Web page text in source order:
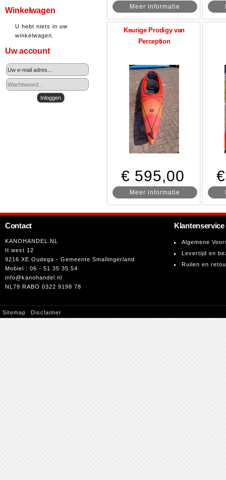
Winkelwagen
U hebt niets in uw
winkelwagen.
Uw account
Meer informatie
Keurige Prodigy van
Perception
€ 595,00
Meer informatie
Contact
KANOHANDEL.NL
It west 12
9216 XE Oudega - Gemeente Smallingerland
Mobiel : 06 - 51 35 35 54
info@kanohandel.nl
NL79 RABO 0322 9198 78
Klantenservice
Algemene
Levertijd en
Ruilen en
Sitemap Disclaimer